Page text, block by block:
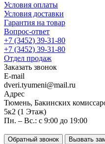
Условия оплаты
Условия доставки
Гарантия на товар
Вопрос-ответ
+7 (3452) 39-31-80
+7 (3452) 39-31-80
Отдел продаж
Заказать звонок
E-mail
dveri.tyumeni@mail.ru
Адрес
Тюмень, Бакинских
5к2 (1 Этаж)
Пн. – Вс.: с 9:00 до 19:00
Обратный звонок Вызвать